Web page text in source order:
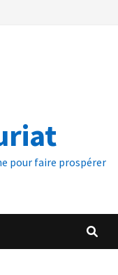
pour faire prospérer